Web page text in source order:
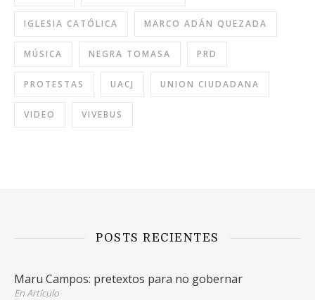
IGLESIA CATÓLICA MARCO ADÁN QUEZADA
MÚSICA NEGRA TOMASA PRD
PROTESTAS UACJ UNION CIUDADANA
VIDEO VIVEBUS
POSTS RECIENTES
Maru Campos: pretextos para no gobernar
En Artículo